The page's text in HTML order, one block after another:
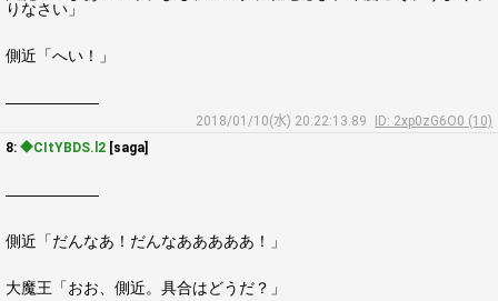
りなさい」
側近「へい！」
――――――
2018/01/10(水) 20:22:13.89
ID: 2xp0zG6O0 (10)
8: ◆CItYBDS.l2 [saga]
――――――
側近「だんなあ！だんなあああああ！」
大魔王「おお、側近。具合はどうだ？」